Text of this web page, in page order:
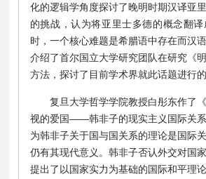
化的逻辑学角度探讨了晚明时期汉译亚
的挑战，认为将亚里士多德的概念翻
时，一个核心难题是希腊语中存在而汉
介绍了首尔国立大学研究团队在研究《
方法，探讨了目前学术界就此话题进行的
复旦大学哲学学院教授白彤东作了
视的爱国——韩非子的现实主义国际关
为韩非子关于国与国关系的理论是国际
仍有其现代意义。韩非子否认外交对国
提出了以国家实力为基础的国际和平理